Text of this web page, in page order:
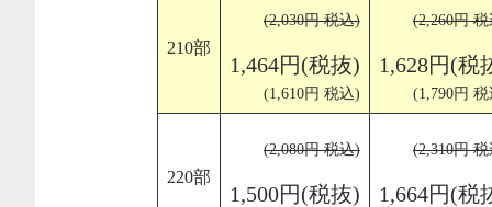
210部
(2,030円 税込)
1,464円(税抜)
(1,610円 税込)
(2,260円
1,628円(税
(1,790円
220部
(2,080円 税込)
1,500円(税抜)
(2,310円
1,664円(税